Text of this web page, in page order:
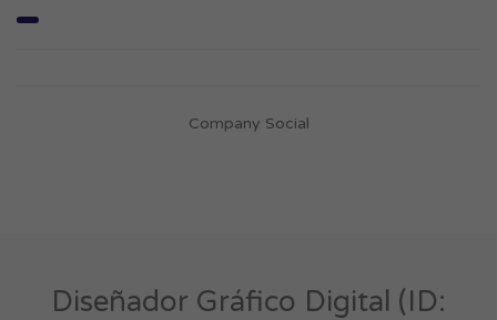
Company Social
Diseñador Gráfico Digital (ID: